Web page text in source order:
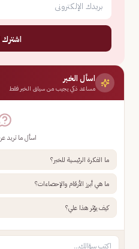
اشترك
اسأل الخبر
مساعد ذكي يجيب من سياق الخبر فقط
اسأل ما تريد
ما الفكرة الرئيسية للخبر؟
ما هي أبرز الأرقام والإحصاءات؟
كيف يؤثر هذا علي؟